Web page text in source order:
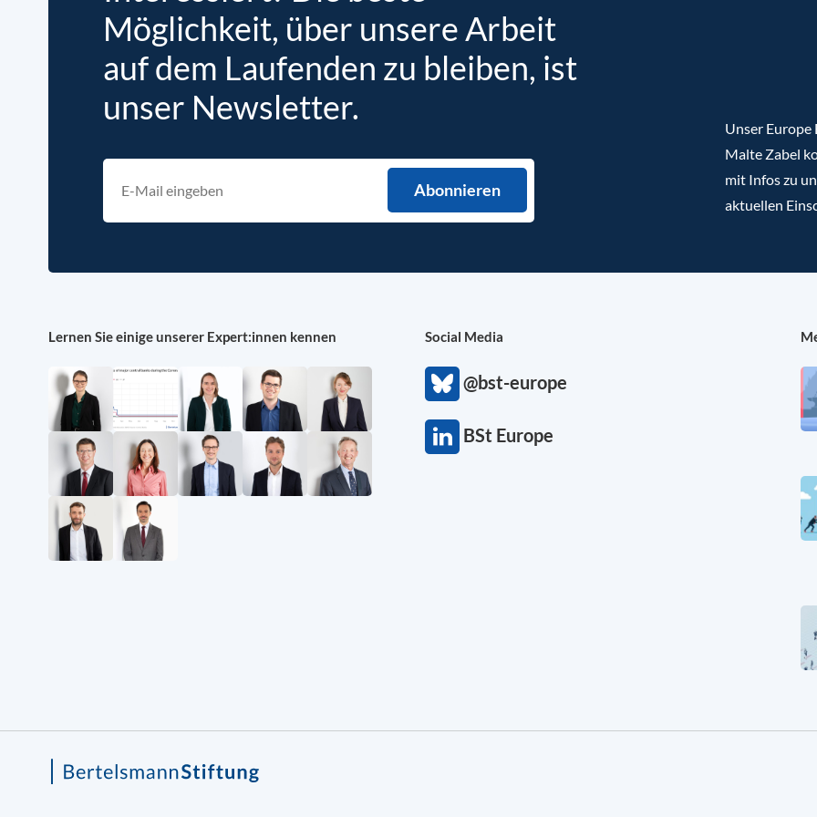
Möglichkeit, über unsere Arbeit
auf dem Laufenden zu bleiben, ist
unser Newsletter.
Unser
Malte Zabel
mit Infos zu
aktuellen
Lernen Sie einige unserer Expert:innen kennen Social Media
@bst-europe
BSt Europe